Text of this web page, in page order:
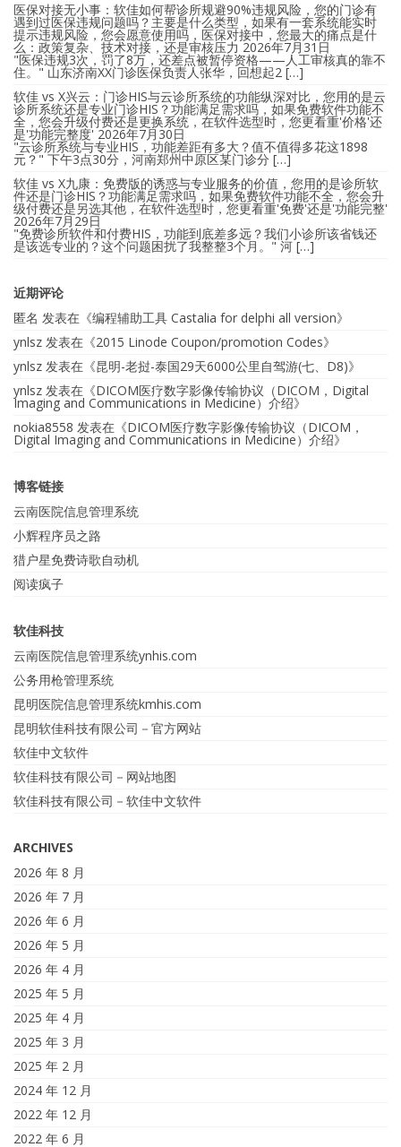
医保对接无小事：软佳如何帮诊所规避90%违规风险，您的门诊有
遇到过医保违规问题吗？主要是什么类型，如果有一套系统能实时
提示违规风险，您会愿意使用吗，医保对接中，您最大的痛点是什
么：政策复杂、技术对接，还是审核压力 2026年7月31日
"医保违规3次，罚了8万，还差点被暂停资格——人工审核真的靠不
住。" 山东济南XX门诊医保负责人张华，回想起2 […]
软佳 vs X兴云：门诊HIS与云诊所系统的功能纵深对比，您用的是云
诊所系统还是专业门诊HIS？功能满足需求吗，如果免费软件功能不
全，您会升级付费还是更换系统，在软件选型时，您更看重'价格'还
是'功能完整度' 2026年7月30日
"云诊所系统与专业HIS，功能差距有多大？值不值得多花这1898
元？" 下午3点30分，河南郑州中原区某门诊分 […]
软佳 vs X九康：免费版的诱惑与专业服务的价值，您用的是诊所软
件还是门诊HIS？功能满足需求吗，如果免费软件功能不全，您会升
级付费还是另选其他，在软件选型时，您更看重'免费'还是'功能完整'
2026年7月29日
"免费诊所软件和付费HIS，功能到底差多远？我们小诊所该省钱还
是该选专业的？这个问题困扰了我整整3个月。" 河 […]
近期评论
匿名 发表在《编程辅助工具 Castalia for delphi all version》
ynlsz 发表在《2015 Linode Coupon/promotion Codes》
ynlsz 发表在《昆明-老挝-泰国29天6000公里自驾游(七、D8)》
ynlsz 发表在《DICOM医疗数字影像传输协议（DICOM，Digital
Imaging and Communications in Medicine）介绍》
nokia8558 发表在《DICOM医疗数字影像传输协议（DICOM，
Digital Imaging and Communications in Medicine）介绍》
博客链接
云南医院信息管理系统
小辉程序员之路
猎户星免费诗歌自动机
阅读疯子
软佳科技
云南医院信息管理系统ynhis.com
公务用枪管理系统
昆明医院信息管理系统kmhis.com
昆明软佳科技有限公司－官方网站
软佳中文软件
软佳科技有限公司－网站地图
软佳科技有限公司－软佳中文软件
ARCHIVES
2026 年 8 月
2026 年 7 月
2026 年 6 月
2026 年 5 月
2026 年 4 月
2025 年 5 月
2025 年 4 月
2025 年 3 月
2025 年 2 月
2024 年 12 月
2022 年 12 月
2022 年 6 月